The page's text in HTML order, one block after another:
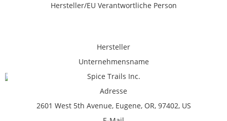
Hersteller/EU Verantwortliche Person
Hersteller
Unternehmensname
Spice Trails Inc.
Adresse
2601 West 5th Avenue, Eugene, OR, 97402, US